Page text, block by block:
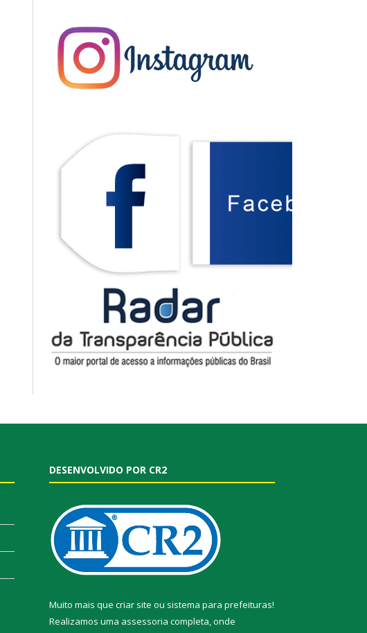
DESENVOLVIDO POR CR2
Muito mais que criar site ou sistema para prefeituras!
Realizamos uma assessoria completa, onde